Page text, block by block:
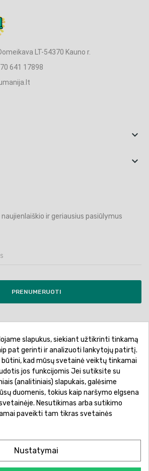
LT-54370 Kauno r.
641 17898


ir geriausius pasiūlymus
PRENUMERUOTI
ir taisyklės
Privatumo politika
Prekių pristatymas
Atsiskaitymo būdai
slapukus, siekiant užtikrinti tinkamą
pat gerinti ir analizuoti lankytojų patirtį.
būtini, kad mūsų svetainė veiktų tinkamai
jos funkcijomis Jei sutiksite su
(analitiniais) slapukais, galėsime
duomenis, tokius kaip naršymo elgsena
Nesutikimas arba sutikimo
paveikti tam tikras svetainės
Nustatymai